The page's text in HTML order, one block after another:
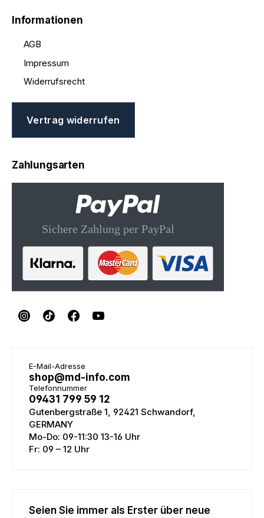
Informationen
AGB
Impressum
Widerrufsrecht
Vertrag widerrufen
Zahlungsarten
E-Mail-Adresse
shop@md-info.com
Telefonnummer
09431 799 59 12
Gutenbergstraße 1, 92421 Schwandorf,
GERMANY
Mo-Do: 09-11:30 13-16 Uhr
Fr: 09 – 12 Uhr
Seien Sie immer als Erster über neue